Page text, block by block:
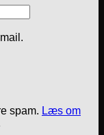
spam. Læs om